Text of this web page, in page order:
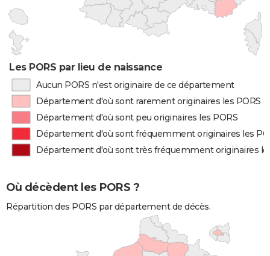
Les PORS par lieu de naissance
Aucun PORS n'est originaire de ce département
Département d'où sont rarement originaires les PORS
Département d'où sont peu originaires les PORS
Département d'où sont fréquemment originaires les
Département d'où sont très fréquemment originaires
Où décèdent les PORS ?
Répartition des PORS par département de décès.